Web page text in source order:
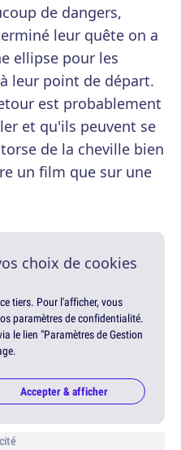
de dangers,
leur quête on a
ellipse pour les
leur point de départ.
est probablement
et qu'ils peuvent se
de la cheville bien
un film que sur une
choix de cookies
tiers. Pour l'afficher, vous
paramètres de confidentialité.
le lien "Paramètres de Gestion
Accepter & afficher